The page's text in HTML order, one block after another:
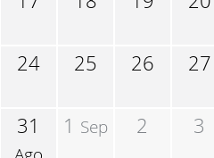
24 25 26 27
31 1 Sep 2 3